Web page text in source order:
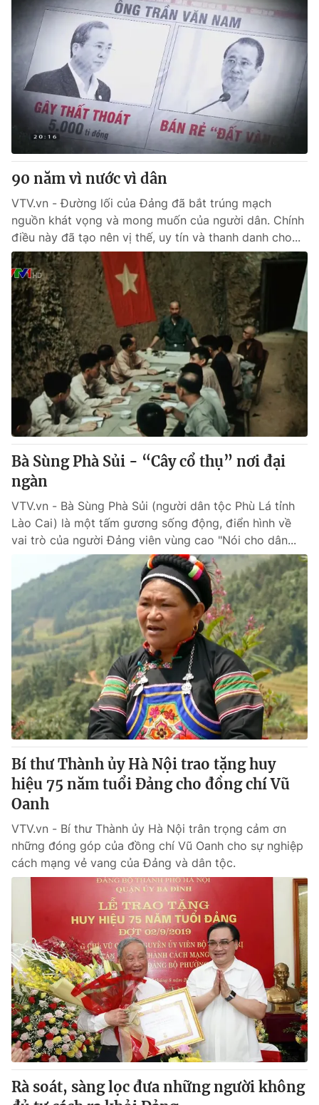
90 năm vì nước vì dân
VTV.vn - Đường lối của Đảng đã bắt trúng mạch
nguồn khát vọng và mong muốn của người dân. Chính
điều này đã tạo nên vị thế, uy tín và thanh danh cho...
Bà Sùng Phà Sủi - “Cây cổ thụ” nơi đại
ngàn
VTV.vn - Bà Sùng Phà Sủi (người dân tộc Phù Lá tỉnh
Lào Cai) là một tấm gương sống động, điển hình về
vai trò của người Đảng viên vùng cao "Nói cho dân...
Bí thư Thành ủy Hà Nội trao tặng huy
hiệu 75 năm tuổi Đảng cho đồng chí Vũ
Oanh
VTV.vn - Bí thư Thành ủy Hà Nội trân trọng cảm ơn
những đóng góp của đồng chí Vũ Oanh cho sự nghiệp
cách mạng vẻ vang của Đảng và dân tộc.
Rà soát, sàng lọc đưa những người không